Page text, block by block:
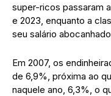
super-ricos passaram
e 2023, enquanto a
seu salário
Em 2007, os
de 6,9%, próxima ao
naquele ano, 6,3%, o